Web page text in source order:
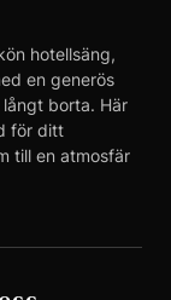
hotellsäng,
en generös
borta. Här
för ditt
till en atmosfär